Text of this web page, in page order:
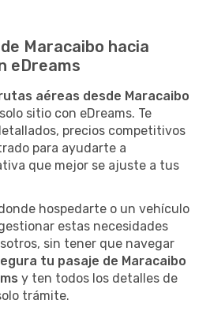
Maracaibo hacia
eDreams
aéreas desde Maracaibo
sitio con eDreams. Te
precios competitivos
para ayudarte a
que mejor se ajuste a tus
hospedarte o un vehículo
estas necesidades
sin tener que navegar
tu pasaje de Maracaibo
y ten todos los detalles de
trámite.